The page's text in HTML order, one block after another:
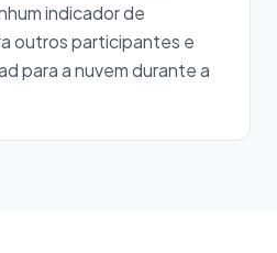
indicador de
outros participantes e
para a nuvem durante a